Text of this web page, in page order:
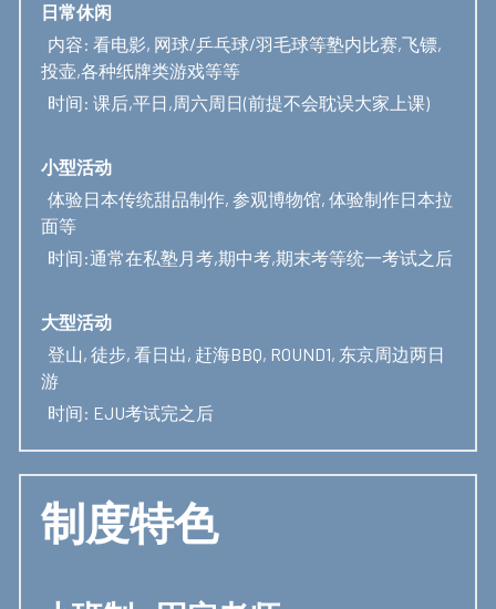
日常休闲
投壶,各种纸牌类游戏等等
  时间: 课后,平日,周六周日(前提不会耽误大家上课)
小型活动
面等
  时间:通常在私塾月考,期中考,期末考等统一考试之后
大型活动
游
  时间: EJU考试完之后
制度特色